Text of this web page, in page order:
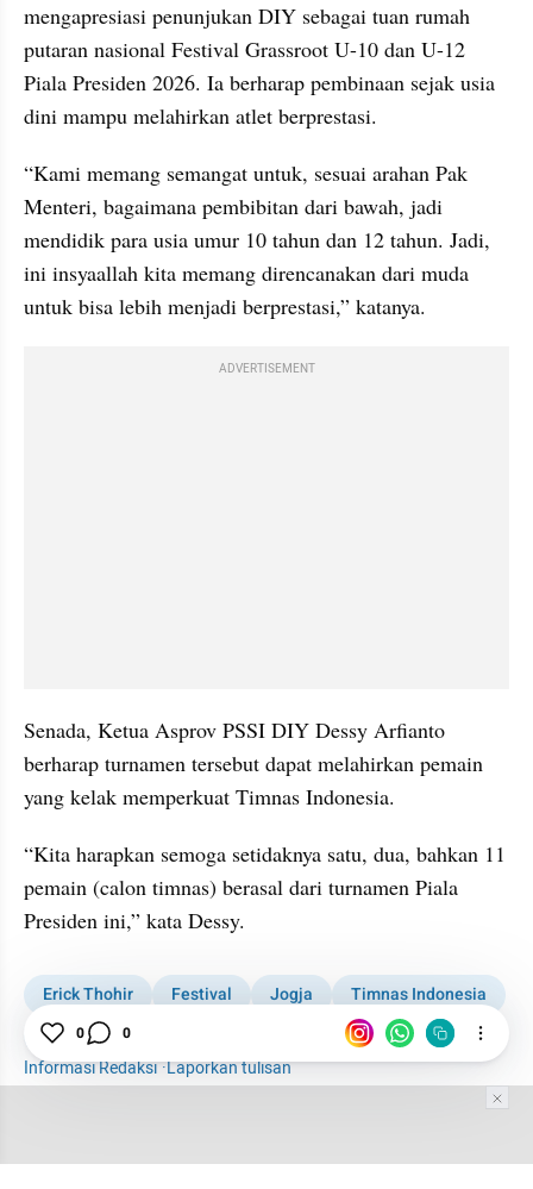
mengapresiasi penunjukan DIY sebagai tuan rumah
putaran nasional Festival Grassroot U-10 dan U-12
Piala Presiden 2026. Ia berharap pembinaan sejak usia
dini mampu melahirkan atlet berprestasi.
“Kami memang semangat untuk, sesuai arahan Pak
Menteri, bagaimana pembibitan dari bawah, jadi
mendidik para usia umur 10 tahun dan 12 tahun. Jadi,
ini insyaallah kita memang direncanakan dari muda
untuk bisa lebih menjadi berprestasi,” katanya.
ADVERTISEMENT
Senada, Ketua Asprov PSSI DIY Dessy Arfianto
berharap turnamen tersebut dapat melahirkan pemain
yang kelak memperkuat Timnas Indonesia.
“Kita harapkan semoga setidaknya satu, dua, bahkan 11
pemain (calon timnas) berasal dari turnamen Piala
Presiden ini,” kata Dessy.
Erick Thohir Festival Jogja
Timnas Indonesia
Sepak Bola
Informasi Redaksi·Laporkan tulisan
0 0